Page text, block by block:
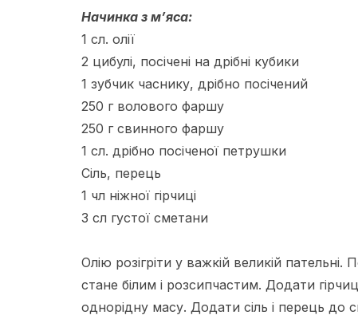
Начинка з м’яса:
1 сл. олії
2 цибулі, посічені на дрібні кубики
1 зубчик часнику, дрібно посічений
250 г волового фаршу
250 г свинного фаршу
1 сл. дрібно посіченої петрушки
Сіль, перець
1 чл ніжної гірчиці
3 сл густої сметани
Олію розігріти у важкій великій
стане білим і розсипчастим. Додати
однорідну масу. Додати сіль і перець до